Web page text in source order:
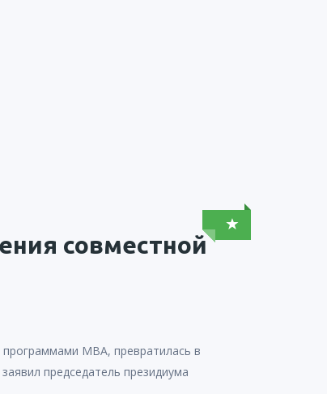
совместной
MBA, превратилась в
председатель президиума